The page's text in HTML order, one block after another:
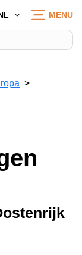
MENU